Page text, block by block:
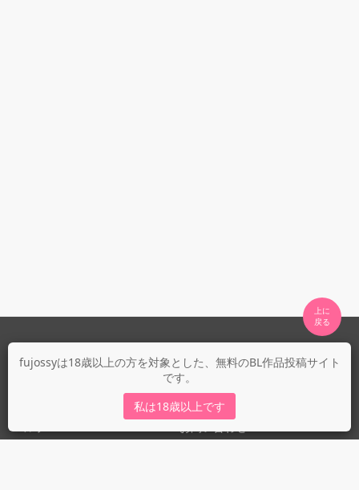
fujossyは18歳以上の方を対象とした、無料のBL作品投稿サイト
です。
私は18歳以上です
上に
fujossyについて
fujossy運営ブログ